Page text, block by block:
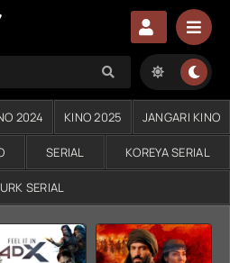
2024 KINO 2025 JANGARI KINO
SERIAL KOREYA SERIAL
SERIAL